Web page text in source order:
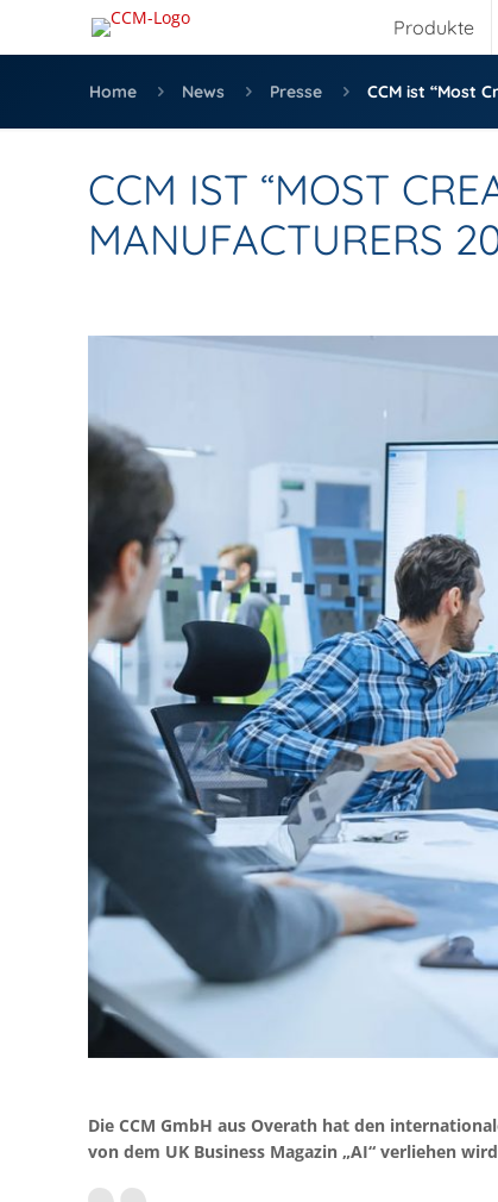
Produkte
Home News Presse CCM ist “Most
CCM IST “MOST
MANUFACTURERS
Die CCM GmbH aus Overath hat den
von dem UK Business Magazin „AI“ verliehen